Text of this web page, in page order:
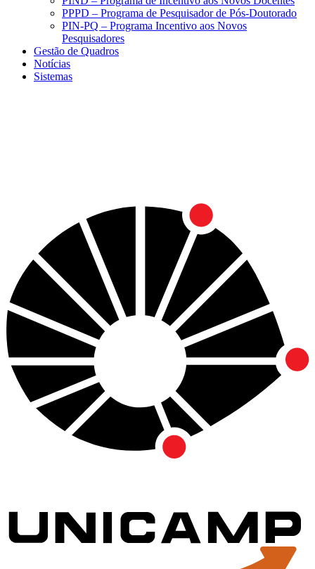
PPPD – Programa de Pesquisador de Pós-Doutorado
PIN-PQ – Programa Incentivo aos Novos
Pesquisadores
Gestão de Quadros
Notícias
Sistemas